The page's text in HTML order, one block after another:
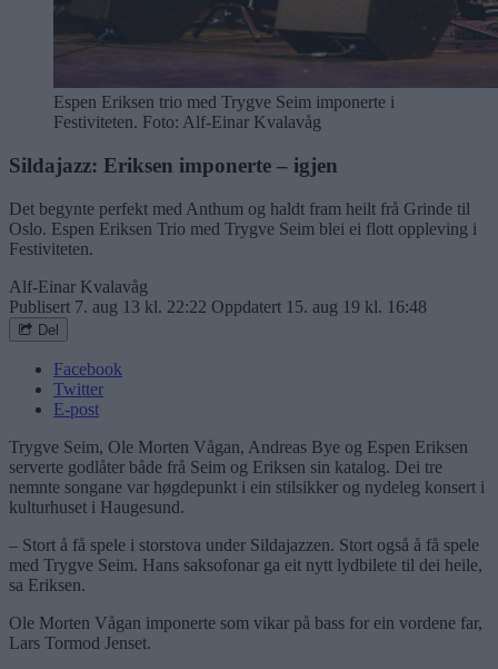
Espen Eriksen trio med Trygve Seim imponerte i
Festiviteten. Foto: Alf-Einar Kvalavåg
Sildajazz: Eriksen imponerte – igjen
Det begynte perfekt med Anthum og haldt fram heilt frå Grinde til
Oslo. Espen Eriksen Trio med Trygve Seim blei ei flott oppleving i
Festiviteten.
Alf-Einar Kvalavåg
Publisert 7. aug 13 kl. 22:22 Oppdatert 15. aug 19 kl. 16:48
Del
Facebook
Twitter
E-post
Trygve Seim, Ole Morten Vågan, Andreas Bye og Espen Eriksen
serverte godlåter både frå Seim og Eriksen sin katalog. Dei tre
nemnte songane var høgdepunkt i ein stilsikker og nydeleg konsert i
kulturhuset i Haugesund.
– Stort å få spele i storstova under Sildajazzen. Stort også å få spele
med Trygve Seim. Hans saksofonar ga eit nytt lydbilete til dei heile,
sa Eriksen.
Ole Morten Vågan imponerte som vikar på bass for ein vordene far,
Lars Tormod Jenset.